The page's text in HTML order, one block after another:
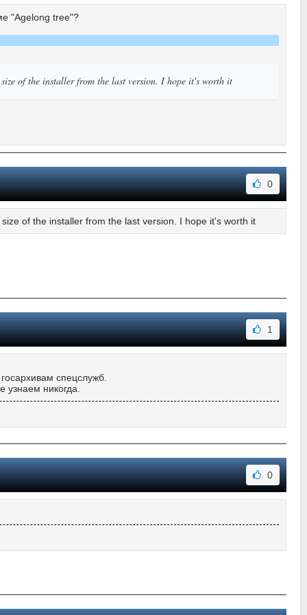
"Agelong tree"?
of the installer from the last version. I hope it's worth it
0
of the installer from the last version. I hope it's worth it
1
спецслужб.
никогда.
0